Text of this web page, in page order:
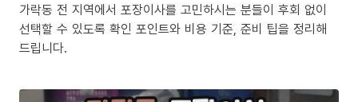
가락동 전 지역에서 포장이사를 고민하시는 분들이 후회 없이
선택할 수 있도록 확인 포인트와 비용 기준, 준비 팁을 정리해
드립니다.